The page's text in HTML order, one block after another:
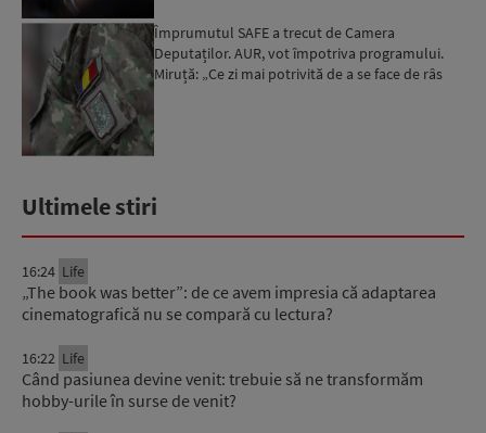
Împrumutul SAFE a trecut de Camera
Deputaților. AUR, vot împotriva programului.
Miruță: „Ce zi mai potrivită de a se face de râs
Ultimele stiri
16:24 Life
„The book was better”: de ce avem impresia că adaptarea
cinematografică nu se compară cu lectura?
16:22 Life
Când pasiunea devine venit: trebuie să ne transformăm
hobby-urile în surse de venit?